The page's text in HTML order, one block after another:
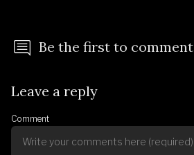
Be the first to comment
Leave a reply
Comment